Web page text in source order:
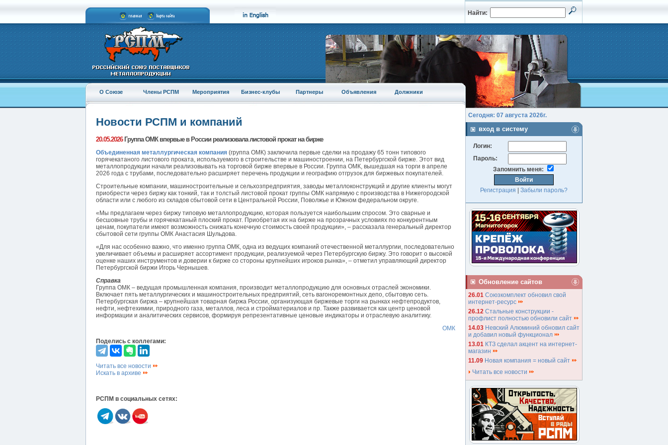
Найти:
О Союзе Члены РСПМ Мероприятия Бизнес-клубы Партнеры Объявления Должники
Новости РСПМ и компаний
20.05.2026Группа ОМК впервые в России реализовала листовой прокат на бирже
Объединенная металлургическая компания (группа ОМК) заключила первые сделки на продажу 65 тонн типового
горячекатаного листового проката, используемого в строительстве и машиностроении, на Петербургской бирже. Этот вид
металлопродукции начали реализовывать на торговой бирже впервые в России. Группа ОМК, вышедшая на торги в апреле
2026 года с трубами, последовательно расширяет перечень продукции и географию отгрузок для биржевых покупателей.
Строительные компании, машиностроительные и сельхозпредприятия, заводы металлоконструкций и другие клиенты могут
приобрести через биржу как тонкий, так и толстый листовой прокат группы ОМК напрямую с производства в Нижегородской
области или с любого из складов сбытовой сети в Центральной России, Поволжье и Южном федеральном округе.
«Мы предлагаем через биржу типовую металлопродукцию, которая пользуется наибольшим спросом. Это сварные и
бесшовные трубы и горячекатаный плоский прокат. Приобретая их на бирже на прозрачных условиях по конкурентным
ценам, покупатели имеют возможность снижать конечную стоимость своей продукции», – рассказала генеральный директор
сбытовой сети группы ОМК Анастасия Шульдова.
«Для нас особенно важно, что именно группа ОМК, одна из ведущих компаний отечественной металлургии, последовательно
увеличивает объемы и расширяет ассортимент продукции, реализуемой через Петербургскую биржу. Это говорит о высокой
оценке наших инструментов и доверии к бирже со стороны крупнейших игроков рынка», – отметил управляющий директор
Петербургской биржи Игорь Чернышев.
Справка
Группа ОМК – ведущая промышленная компания, производит металлопродукцию для основных отраслей экономики.
Включает пять металлургических и машиностроительных предприятий, сеть вагоноремонтных депо, сбытовую сеть.
Петербургская биржа – крупнейшая товарная биржа России, организующая биржевые торги на рынках нефтепродуктов,
нефти, нефтехимии, природного газа, металлов, леса и стройматериалов и пр. Также развивается как центр ценовой
информации и аналитических сервисов, формируя репрезентативные ценовые индикаторы и отраслевую аналитику.
ОМК
Поделись с коллегами:
Читать все новости
Искать в архиве
РСПМ в социальных сетях:
Сегодня: 07 августа 2026г.
вход в систему
Логин:
Пароль:
Запомнить меня:
Регистрация Забыли пароль?
Обновление сайтов
26.01 Союзкомплект обновил свой
интернет-ресурс
26.12 Стальные конструкции -
профлист полностью обновили сайт
14.03 Невский Алюминий обновил сайт
и добавил новый функционал
13.01 КТЗ сделал акцент на интернет-
магазин
11.09 Новая компания = новый сайт
Читать все новости